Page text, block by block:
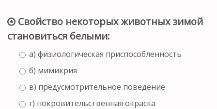
Свойство некоторых животных зимой
становиться белыми:
а) физиологическая приспособленность
б) мимикрия
в) предусмотрительное поведение
г) покровительственная окраска